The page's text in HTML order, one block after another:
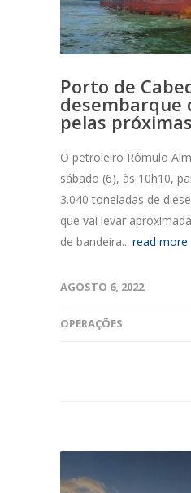
Porto de
desembarque
pelas
O petroleiro Rômulo
sábado (6), às 10h10,
3.040 toneladas de
que vai levar
de bandeira... read
AGOSTO 6, 2022
OPERAÇÕES